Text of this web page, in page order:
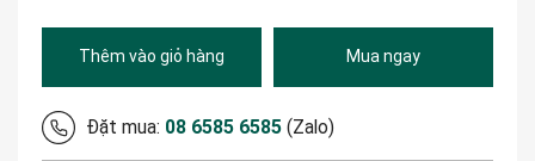
Thêm vào giỏ hàng Mua ngay
Đặt mua: 08 6585 6585 (Zalo)